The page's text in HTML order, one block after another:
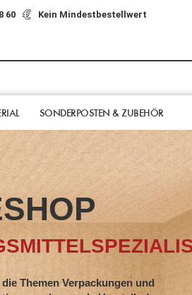
60 Kein Mindestbestellwert
SONDERPOSTEN & ZUBEHÖR
Themen Verpackungen und